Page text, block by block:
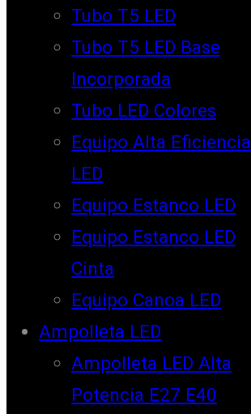
Tubo T5 LED
Tubo T5 LED Base
Incorporada
Tubo LED Colores
Equipo Alta Eficiencia
LED
Equipo Estanco LED
Equipo Estanco LED
Cinta
Equipo Canoa LED
Ampolleta LED
Ampolleta LED Alta
Potencia E27 E40